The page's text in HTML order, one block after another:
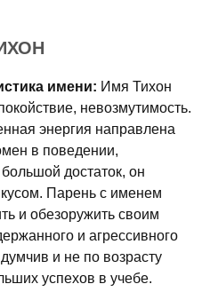
имени: Имя Тихон
невозмутимость.
энергия направлена
в поведении,
достаток, он
Парень с именем
и обезоружить своим
и агрессивного
и не по возрасту
успехов в учебе.